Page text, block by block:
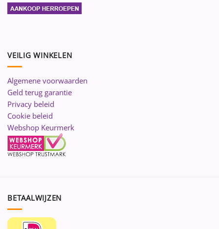
VEILIG WINKELEN
Algemene voorwaarden
Geld terug garantie
Privacy beleid
Cookie beleid
Webshop Keurmerk
BETAALWIJZEN